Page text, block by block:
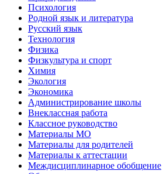
Психология
Родной язык и литература
Русский язык
Технология
Физика
Физкультура и спорт
Химия
Экология
Экономика
Администрирование школы
Внеклассная работа
Классное руководство
Материалы МО
Материалы для родителей
Материалы к аттестации
Междисциплинарное обобщение